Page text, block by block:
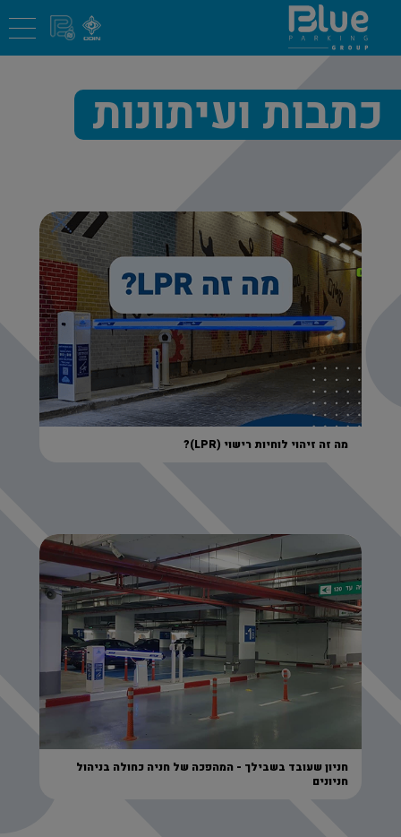
כתבות ועיתונות
מה זה זיהוי לוחיות רישוי (LPR)?
חניון שעובד בשבילך - המהפכה של חניה כחולה בניהול
חניונים